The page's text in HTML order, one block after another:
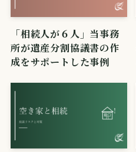
「相続人が６人」当事務
所が遺産分割協議書の作
成をサポートした事例